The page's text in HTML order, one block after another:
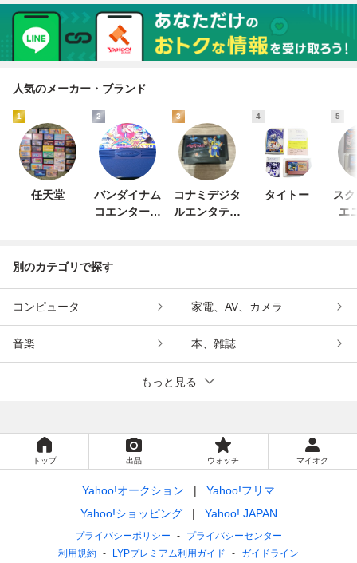
人気のメーカー・ブランド
1
任天堂
2
バンダイナム
コエンターテ
3
コナミデジタ
ルエンタテイ
4
タイトー
5
ス
エ
別のカテゴリで探す
コンピュータ 家電、AV、カメラ
音楽 本、雑誌
もっと見る
トップ 出品 ウォッチ マイオク
Yahoo!オークション
Yahoo!フリマ
Yahoo!ショッピング
Yahoo! JAPAN
プライバシーポリシー
プライバシーセンター
利用規約
LYPプレミアム利用ガイド ガイドライン